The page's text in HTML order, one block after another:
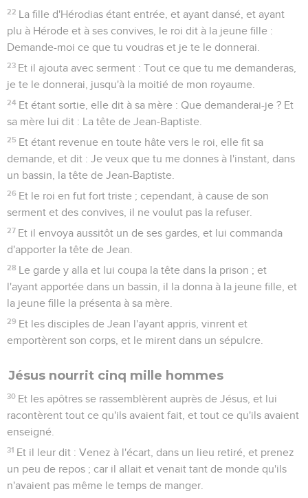
22 La fille d'Hérodias étant entrée, et ayant dansé, et ayant
plu à Hérode et à ses convives, le roi dit à la jeune fille :
Demande-moi ce que tu voudras et je te le donnerai.
23 Et il ajouta avec serment : Tout ce que tu me demanderas,
je te le donnerai, jusqu'à la moitié de mon royaume.
24 Et étant sortie, elle dit à sa mère : Que demanderai-je ? Et
sa mère lui dit : La tête de Jean-Baptiste.
25 Et étant revenue en toute hâte vers le roi, elle fit sa
demande, et dit : Je veux que tu me donnes à l'instant, dans
un bassin, la tête de Jean-Baptiste.
26 Et le roi en fut fort triste ; cependant, à cause de son
serment et des convives, il ne voulut pas la refuser.
27 Et il envoya aussitôt un de ses gardes, et lui commanda
d'apporter la tête de Jean.
28 Le garde y alla et lui coupa la tête dans la prison ; et
l'ayant apportée dans un bassin, il la donna à la jeune fille, et
la jeune fille la présenta à sa mère.
29 Et les disciples de Jean l'ayant appris, vinrent et
emportèrent son corps, et le mirent dans un sépulcre.
Jésus nourrit cinq mille hommes
30 Et les apôtres se rassemblèrent auprès de Jésus, et lui
racontèrent tout ce qu'ils avaient fait, et tout ce qu'ils avaient
enseigné.
31 Et il leur dit : Venez à l'écart, dans un lieu retiré, et prenez
un peu de repos ; car il allait et venait tant de monde qu'ils
n'avaient pas même le temps de manger.